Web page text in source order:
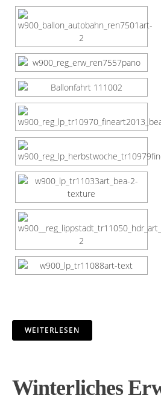
WEITERLESEN
Winterliches